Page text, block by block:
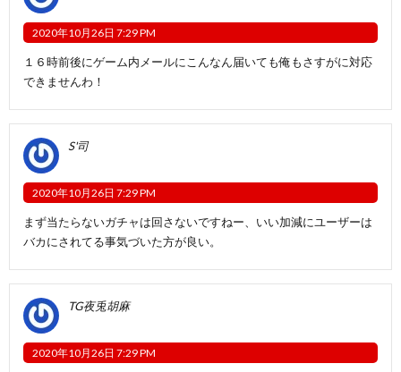
2020年10月26日 7:29 PM
１６時前後にゲーム内メールにこんなん届いても俺もさすがに対応
できませんわ！
S'司
2020年10月26日 7:29 PM
まず当たらないガチャは回さないですねー、いい加減にユーザーは
バカにされてる事気づいた方が良い。
TG夜兎胡麻
2020年10月26日 7:29 PM